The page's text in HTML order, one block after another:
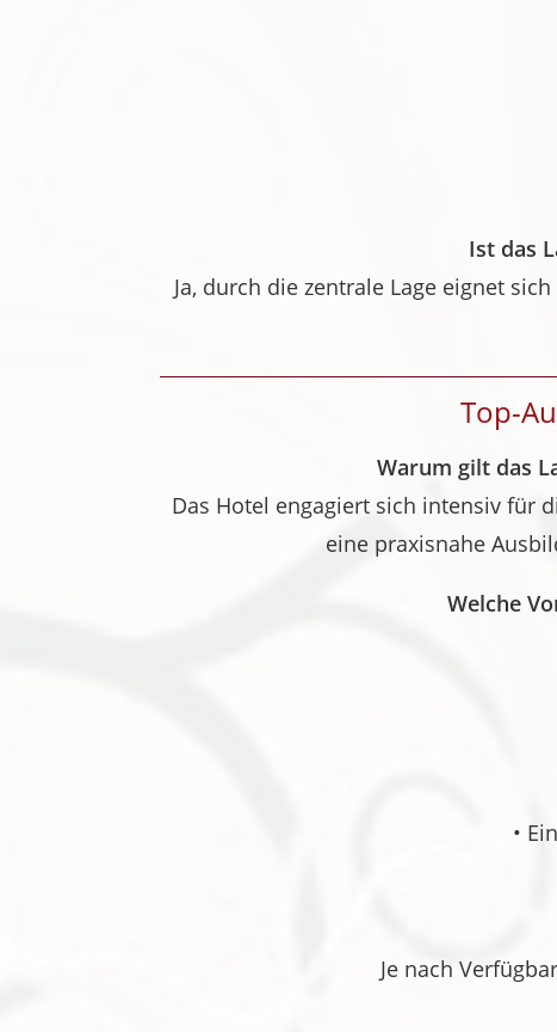
Ist das
Ja, durch die zentrale Lage eignet
Top-
Warum gilt das
Das Hotel engagiert sich intensiv für
eine praxisnahe
Welche
•
Je nach